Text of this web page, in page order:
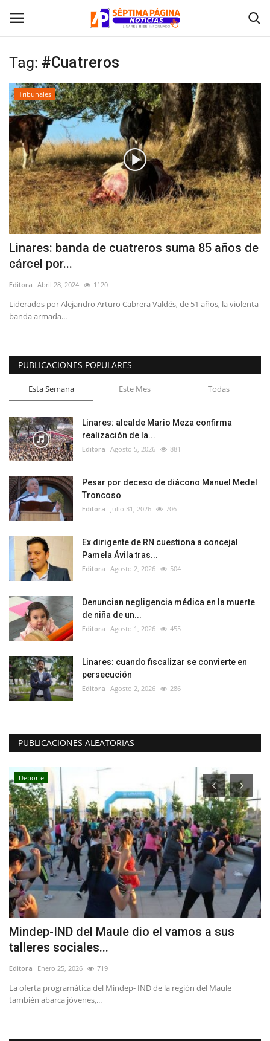
Inicio
Crónica
Policial
Tribunales
Deporte
Política
Espectáculos
Tag: #Cuatreros
Tribunales
Linares: banda de cuatreros suma 85 años de
cárcel por...
Editora Abril 28, 2024 1120
Liderados por Alejandro Arturo Cabrera Valdés, de 51 años, la violenta
banda armada...
PUBLICACIONES POPULARES
Esta Semana Este Mes Todas
Linares: alcalde Mario Meza confirma
realización de la...
Editora Agosto 5, 2026 881
Pesar por deceso de diácono Manuel Medel
Troncoso
Editora Julio 31, 2026 706
Ex dirigente de RN cuestiona a concejal
Pamela Ávila tras...
Editora Agosto 2, 2026 504
Denuncian negligencia médica en la muerte
de niña de un...
Editora Agosto 1, 2026 455
Linares: cuando fiscalizar se convierte en
persecución
Editora Agosto 2, 2026 286
PUBLICACIONES ALEATORIAS
Deporte
Mindep-IND del Maule dio el vamos a sus
talleres sociales...
Editora Enero 25, 2026 719
La oferta programática del Mindep- IND de la región del Maule
también abarca jóvenes,...